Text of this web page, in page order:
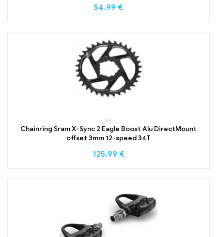
54.99 €
, ,
Chainring Sram X-Sync 2 Eagle Boost Alu DirectMount
offset 3mm 12-speed 34T
125.99 €